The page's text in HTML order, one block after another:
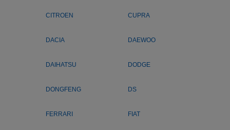
CITROEN CUPRA
DACIA DAEWOO
DAIHATSU DODGE
DONGFENG DS
FERRARI FIAT